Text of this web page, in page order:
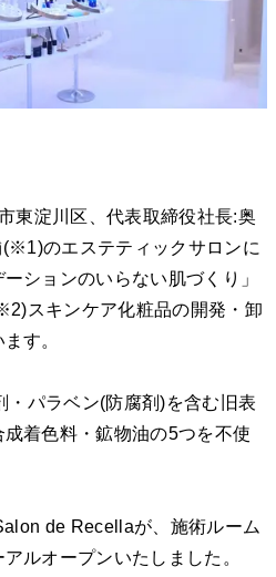
東淀川区、代表取締役社長:奥
のエステティックサロンに
ションのいらない肌づくり」
スキンケア化粧品の開発・卸
す。
パラベン(防腐剤)を含む旧表
着色料・鉱物油の5つを不使
de Recellaが、施術ルーム
ルオープンいたしました。